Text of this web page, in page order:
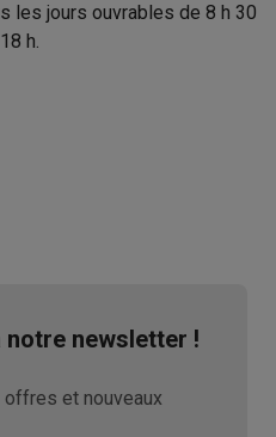
les jours ouvrables de 8 h 30
h.
newsletter !
et nouveaux